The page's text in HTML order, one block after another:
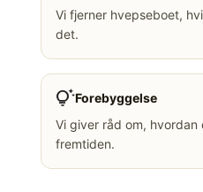
Vi fjerner hvepseboet,
det.
tips_and_updatesForebyggelse
Vi giver råd om,
fremtiden.